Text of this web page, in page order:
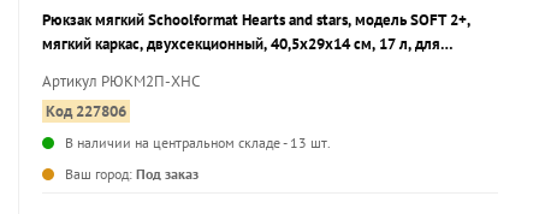
Рюкзак мягкий Schoolformat Hearts and stars, модель SOFT 2+,
мягкий каркас, двухсекционный, 40,5х29х14 см, 17 л, для
Артикул РЮКМ2П-ХНС
Код 227806
В наличии на центральном складе - 13 шт.
Ваш город: Под заказ